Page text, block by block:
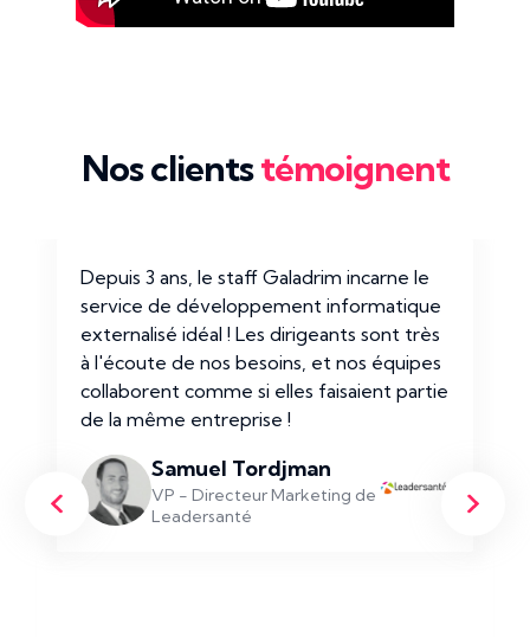
Nos clientstémoignent
Depuis 3 ans, le staff Galadrim incarne le
service de développement informatique
externalisé idéal ! Les dirigeants sont très
à l'écoute de nos besoins, et nos équipes
collaborent comme si elles faisaient partie
de la même entreprise !
Samuel Tordjman
VP - Directeur Marketing de
Leadersanté